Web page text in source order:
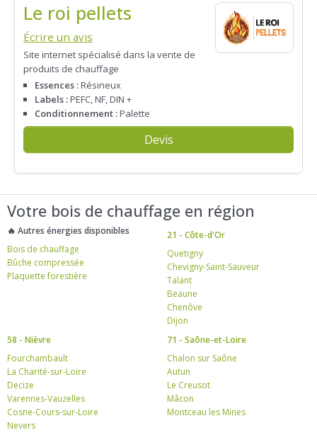
Le roi pellets
Écrire un avis
Site internet spécialisé dans la vente de
produits de chauffage
Essences :Résineux
Labels :PEFC, NF, DIN +
Conditionnement :Palette
Devis
Votre bois de chauffage en région
🔥 Autres énergies disponibles
Bois de chauffage
Bûche compressée
Plaquette forestière
21 - Côte-d'Or
Quetigny
Chevigny-Saint-Sauveur
Talant
Beaune
Chenôve
Dijon
58 - Nièvre
Fourchambault
La Charité-sur-Loire
Decize
Varennes-Vauzelles
Cosne-Cours-sur-Loire
Nevers
71 - Saône-et-Loire
Chalon sur Saône
Autun
Le Creusot
Mâcon
Montceau les Mines